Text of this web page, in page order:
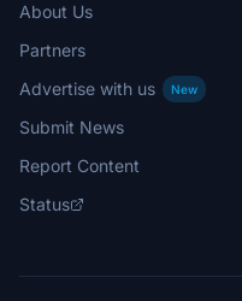
About Us
Partners
Advertise with us
New
Submit News
Report Content
Status